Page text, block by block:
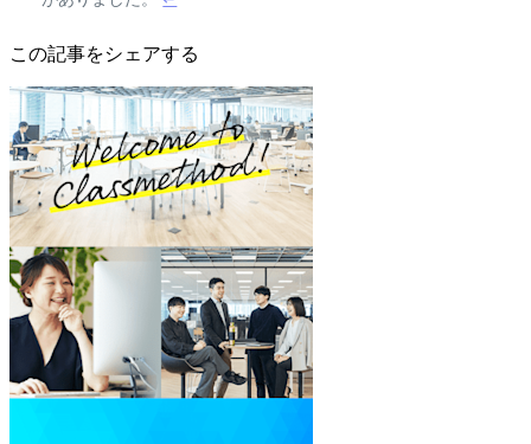
この記事をシェアする